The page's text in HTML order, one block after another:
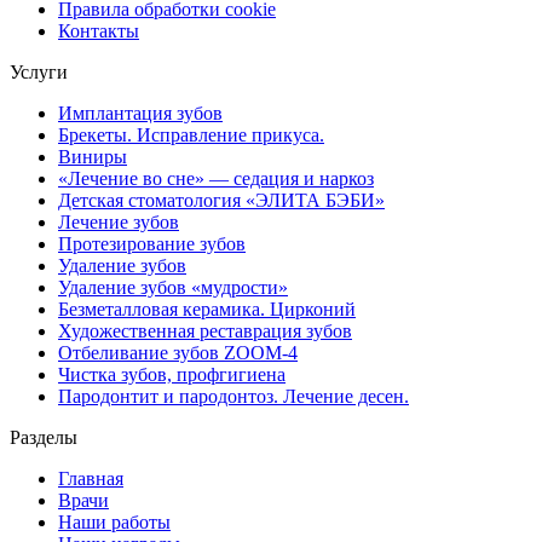
Правила обработки cookie
Контакты
Услуги
Имплантация зубов
Брекеты. Исправление прикуса.
Виниры
«Лечение во сне» — седация и наркоз
Детская стоматология «ЭЛИТА БЭБИ»
Лечение зубов
Протезирование зубов
Удаление зубов
Удаление зубов «мудрости»
Безметалловая керамика. Цирконий
Художественная реставрация зубов
Отбеливание зубов ZOOM-4
Чистка зубов, профгигиена
Пародонтит и пародонтоз. Лечение десен.
Разделы
Главная
Врачи
Наши работы